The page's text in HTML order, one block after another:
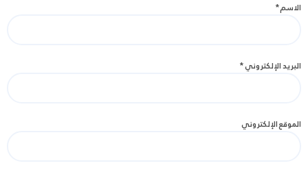
الاسم*
البريد الإلكتروني*
الموقع الإلكتروني